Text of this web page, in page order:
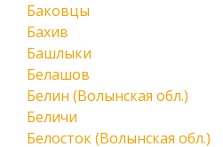
Баковцы
Бахив
Башлыки
Белашов
Белин (Волынская обл.)
Беличи
Белосток (Волынская обл.)